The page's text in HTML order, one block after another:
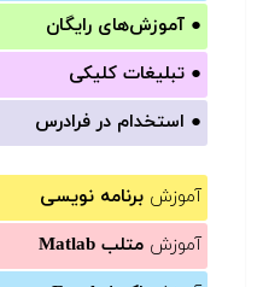
● آموزش‌های رایگان
● تبلیغات کلیکی
● استخدام در فرادرس
آموزش برنامه نویسی
آموزش متلب Matlab